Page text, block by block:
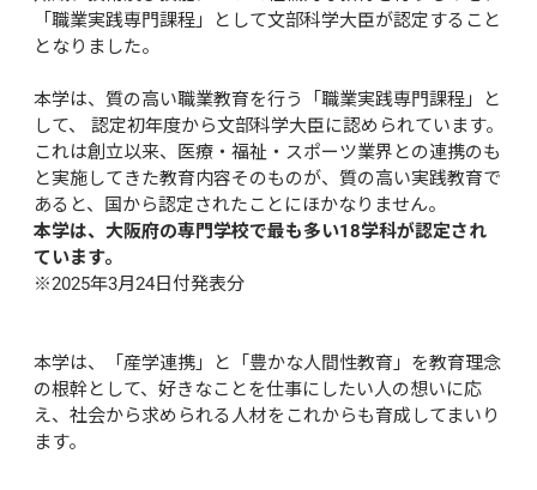
「職業実践専門課程」として文部科学大臣が認定すること
となりました。
本学は、質の高い職業教育を行う「職業実践専門課程」と
して、 認定初年度から文部科学大臣に認められています。
これは創立以来、医療・福祉・スポーツ業界との連携のも
と実施してきた教育内容そのものが、質の高い実践教育で
あると、国から認定されたことにほかなりません。
本学は、大阪府の専門学校で最も多い18学科が認定され
ています。
※2025年3月24日付発表分
本学は、「産学連携」と「豊かな人間性教育」を教育理念
の根幹として、好きなことを仕事にしたい人の想いに応
え、社会から求められる人材をこれからも育成してまいり
ます。